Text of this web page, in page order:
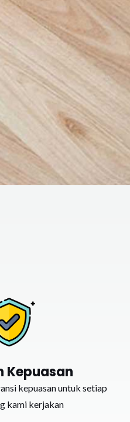
Kepuasan
kepuasan untuk setiap
kami kerjakan